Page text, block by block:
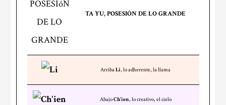
TA YU, POSESIÓN DE LO GRANDE
ArribaLi, lo adherente, la llama
AbajoCh’ien, lo creativo, el cielo